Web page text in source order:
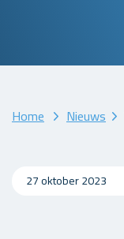
Home Nieuws
27 oktober 2023